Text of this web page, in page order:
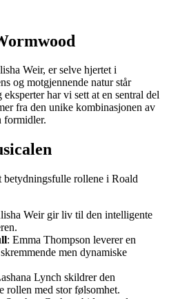
Weir, er selve hjertet i
og motgjennende natur står
har vi sett at en sentral del
fra den unike kombinasjonen av
formidler.
betydningsfulle rollene i Roald
Weir gir liv til den intelligente
: Emma Thompson leverer en
men dynamiske
Lynch skildrer den
rollen med stor følsomhet.